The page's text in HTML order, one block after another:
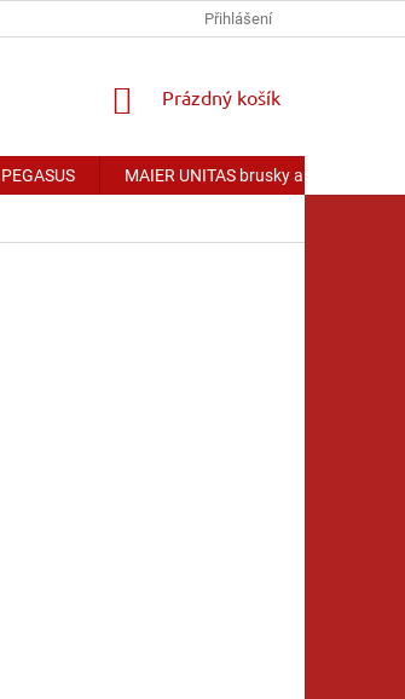
Přihlášení
NÁKUPNÍ
Prázdný košík
PEGASUS MAIER UNITAS brusky a příslušenství